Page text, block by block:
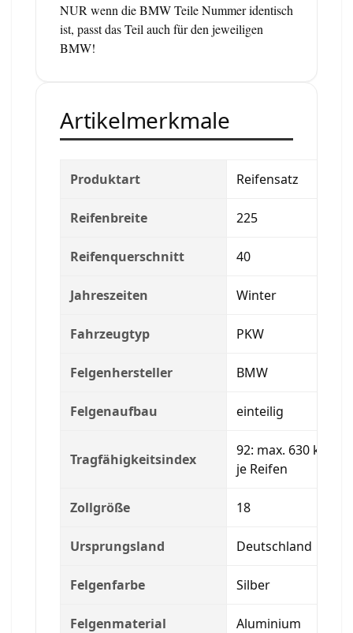
NUR wenn die BMW Teile Nummer identisch
ist, passt das Teil auch für den jeweiligen
BMW!
Artikelmerkmale
Produktart Reifensatz
Reifenbreite 225
Reifenquerschnitt 40
Jahreszeiten Winter
Fahrzeugtyp PKW
Felgenhersteller BMW
Felgenaufbau einteilig
Tragfähigkeitsindex
92: max. 630 kg
je Reifen
Zollgröße 18
Ursprungsland Deutschland
Felgenfarbe Silber
Felgenmaterial Aluminium